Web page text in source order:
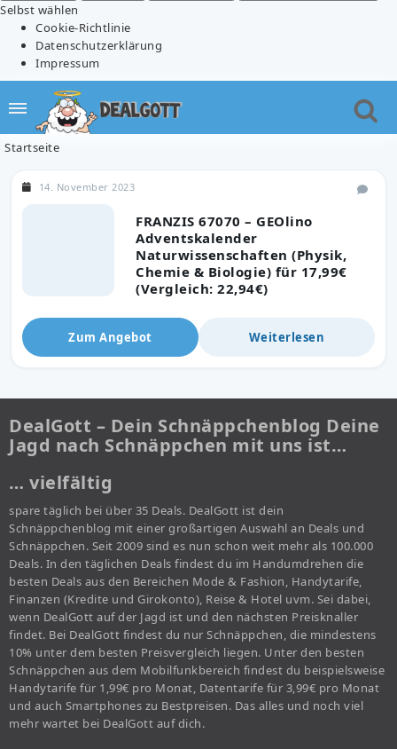
Selbst wählen
Cookie-Richtlinie
Datenschutzerklärung
Impressum
Startseite
FRANZIS 67070 – GEOlino
Adventskalender
Naturwissenschaften (Physik,
Chemie & Biologie) für 17,99€
(Vergleich: 22,94€)
14. November 2023
Zum Angebot Weiterlesen
DealGott – Dein Schnäppchenblog Deine
Jagd nach Schnäppchen mit uns ist…
… vielfältig
spare täglich bei über 35 Deals. DealGott ist dein
Schnäppchenblog mit einer großartigen Auswahl an Deals und
Schnäppchen. Seit 2009 sind es nun schon weit mehr als 100.000
Deals. In den täglichen Deals findest du im Handumdrehen die
besten Deals aus den Bereichen Mode & Fashion, Handytarife,
Finanzen (Kredite und Girokonto), Reise & Hotel uvm. Sei dabei,
wenn DealGott auf der Jagd ist und den nächsten Preisknaller
findet. Bei DealGott findest du nur Schnäppchen, die mindestens
10% unter dem besten Preisvergleich liegen. Unter den besten
Schnäppchen aus dem Mobilfunkbereich findest du beispielsweise
Handytarife für 1,99€ pro Monat, Datentarife für 3,99€ pro Monat
und auch Smartphones zu Bestpreisen. Das alles und noch viel
mehr wartet bei DealGott auf dich.